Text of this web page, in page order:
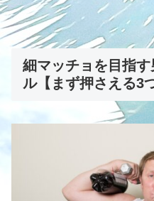
細マッチョを目指
ル【まず押さえる3